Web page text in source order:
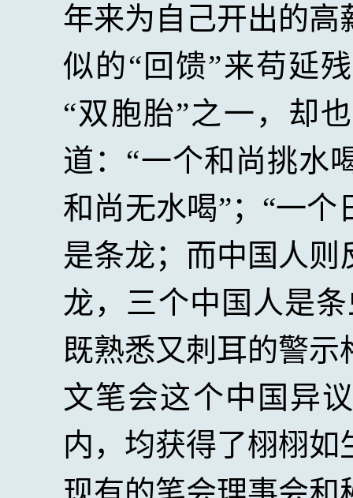
年来为自己开出的
似的“回馈”来苟延
“双胞胎”之一，却
道：“一个和尚挑水
和尚无水喝”；“一
是条龙；而中国人
龙，三个中国人是
既熟悉又刺耳的警
文笔会这个中国异
内，均获得了栩栩